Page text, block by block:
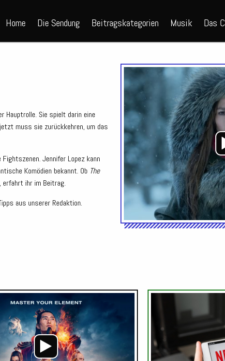
Home Die Sendung Beitragskategorien Musik Das
Hauptrolle. Sie spielt darin eine
muss sie zurückkehren, um das
Jennifer Lopez kann
Komödien bekannt. Ob The
erfahrt ihr im Beitrag.
aus unserer Redaktion.